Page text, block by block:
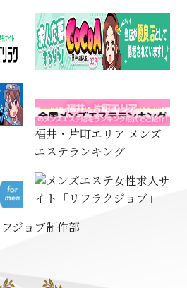
福井・片町エリア メンズ
エステランキング